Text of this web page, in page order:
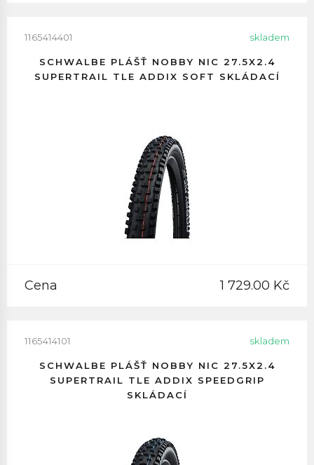
1165414401 skladem
SCHWALBE PLÁŠŤ NOBBY NIC 27.5X2.4
SUPERTRAIL TLE ADDIX SOFT SKLÁDACÍ
Cena 1 729.00 Kč
1165414101 skladem
SCHWALBE PLÁŠŤ NOBBY NIC 27.5X2.4
SUPERTRAIL TLE ADDIX SPEEDGRIP
SKLÁDACÍ